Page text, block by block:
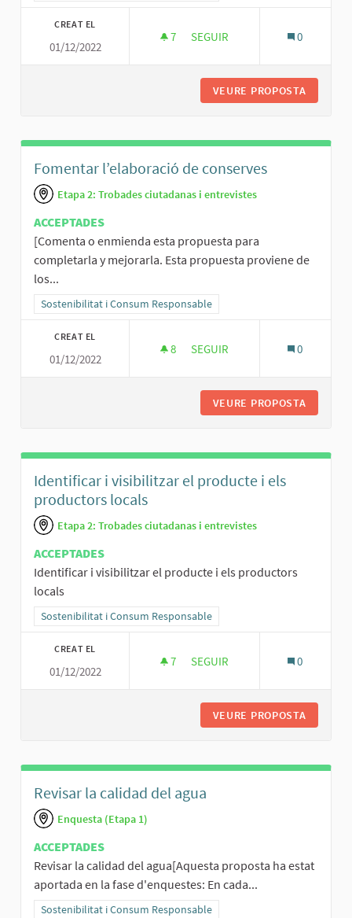
CREAT EL
01/12/2022
7 7 SEGUIDORES
SEGUIR 0
VEURE PROPOSTA
Fomentar l’elaboració de conserves
Etapa 2: Trobades ciutadanas i entrevistes
ACCEPTADES
[Comenta o enmienda esta propuesta para
completarla y mejorarla. Esta propuesta proviene de
los...
Resultats al filtrar per la categoria: Sostenibilitat i Consum
Sostenibilitat i Consum Responsable
CREAT EL
01/12/2022
8 8 SEGUIDORES
SEGUIR 0
VEURE PROPOSTA
Identificar i visibilitzar el producte i els
productors locals
Etapa 2: Trobades ciutadanas i entrevistes
ACCEPTADES
Identificar i visibilitzar el producte i els productors
locals
Resultats al filtrar per la categoria: Sostenibilitat i Consum
Sostenibilitat i Consum Responsable
CREAT EL
01/12/2022
7 7 SEGUIDORES
SEGUIR 0
VEURE PROPOSTA
Revisar la calidad del agua
Enquesta (Etapa 1)
ACCEPTADES
Revisar la calidad del agua[Aquesta proposta ha estat
aportada en la fase d'enquestes: En cada...
Resultats al filtrar per la categoria: Sostenibilitat i Consum
Sostenibilitat i Consum Responsable